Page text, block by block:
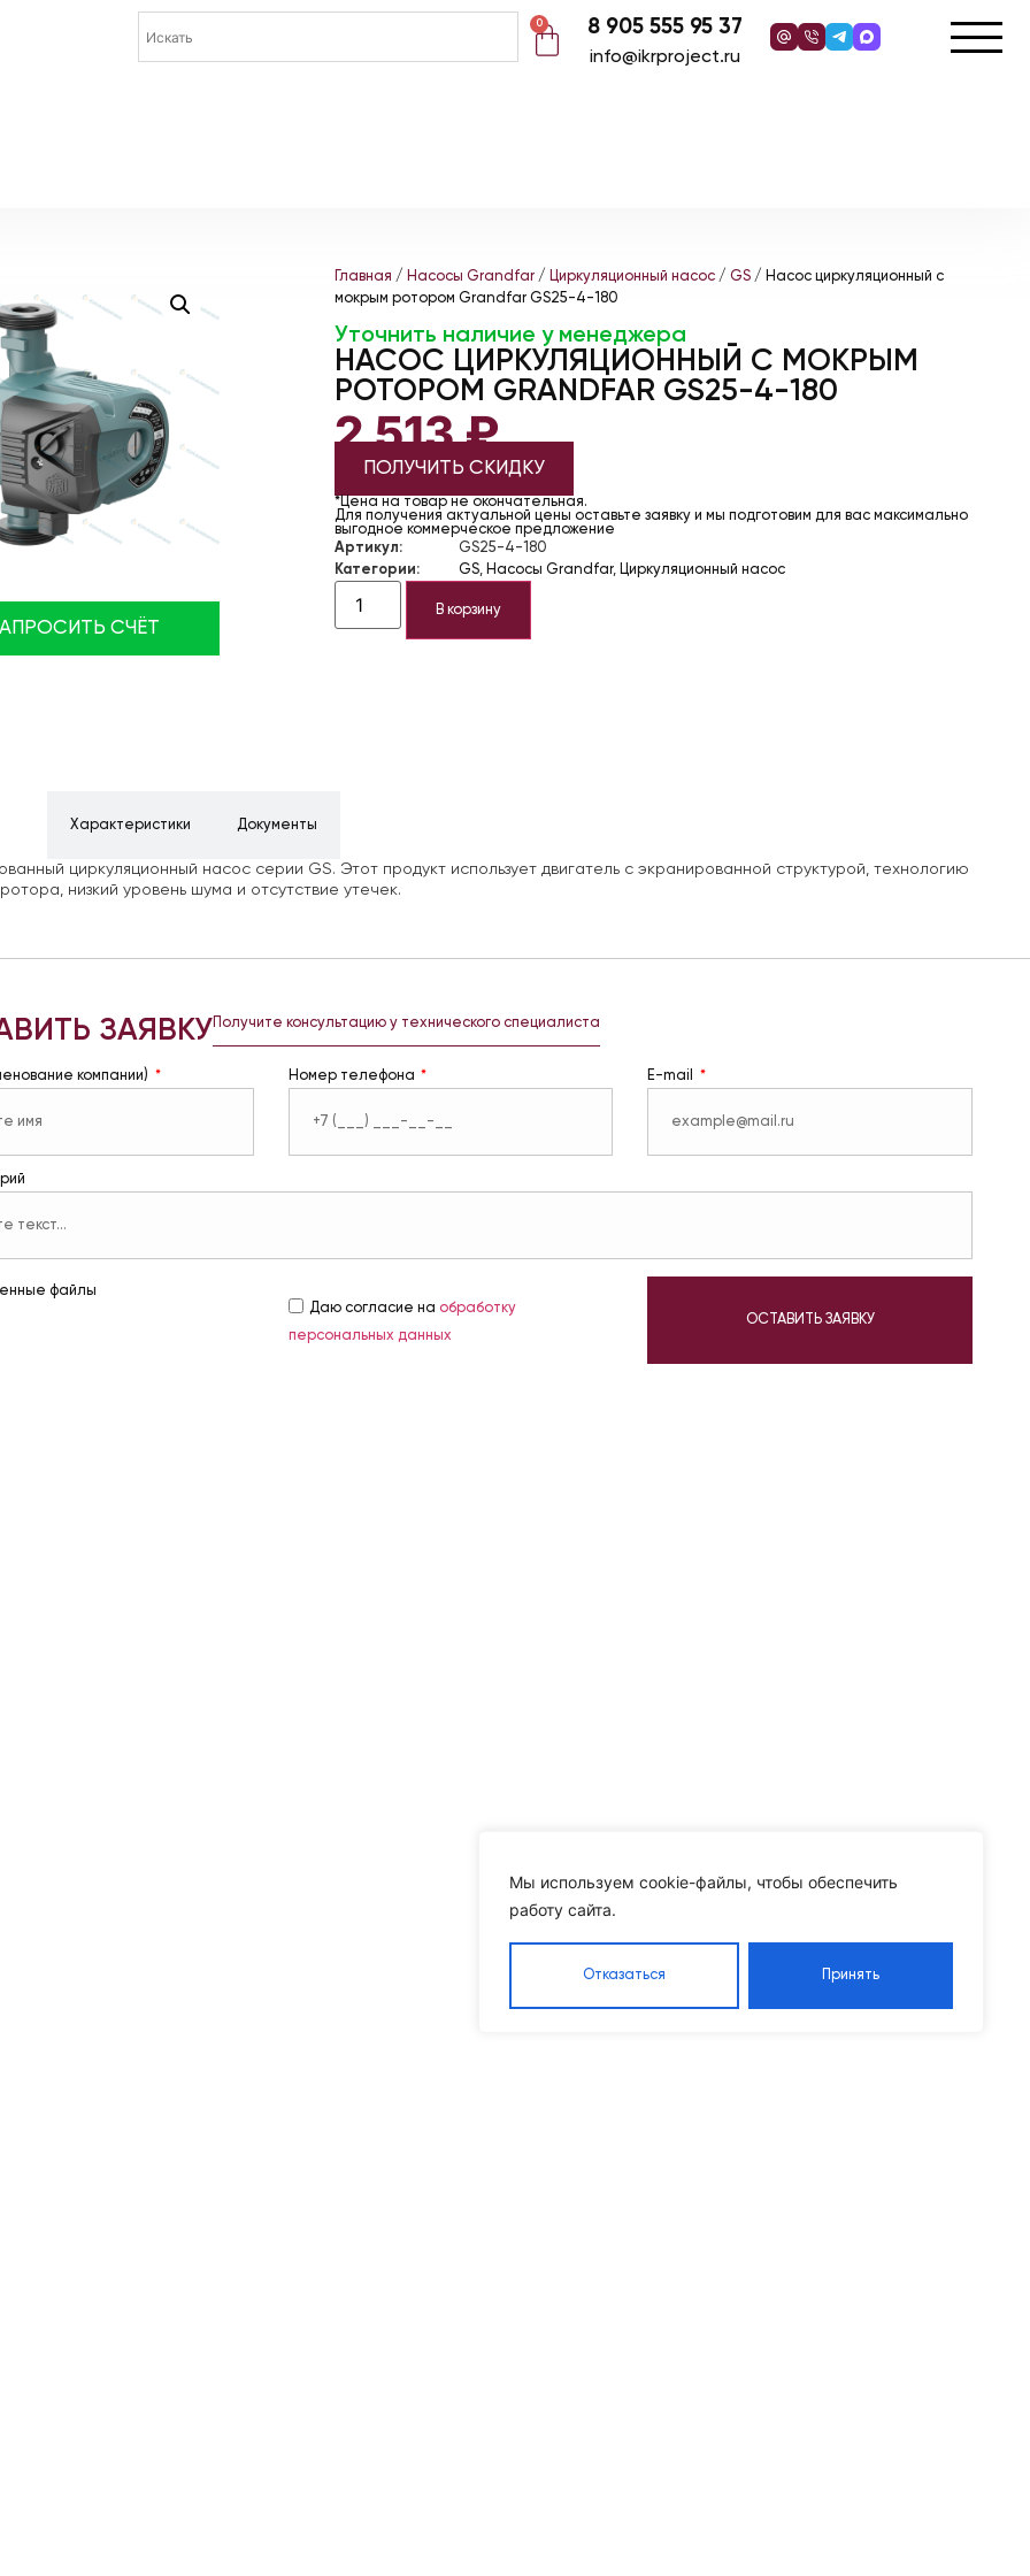
Мы используем cookie-файлы, чтобы обеспечить
работу сайта.
Отказаться Принять
0 8 905 555 95 37
info@ikrproject.ru
СЧЁТ
Главная / Насосы Grandfar/ Циркуляционный насос/ GS/ Насос циркуляционный с
мокрым ротором Grandfar GS25-4-180
Уточнить наличие у менеджера
НАСОС ЦИРКУЛЯЦИОННЫЙ С МОКРЫМ
РОТОРОМ GRANDFAR GS25-4-180
2 513₽
ПОЛУЧИТЬ СКИДКУ
*Цена на товар не окончательная.
Для получения актуальной цены оставьте заявку и мы подготовим для вас максимально
выгодное коммерческое предложение
Артикул:
GS25-4-180
Категории:
GS, Насосы Grandfar, Циркуляционный насос
В корзину
Характеристики Документы
циркуляционный насос серии GS. Этот продукт использует двигатель с экранированной структурой, технологию
низкий уровень шума и отсутствие утечек.
ЗАЯВКУ Получите консультацию у технического специалиста
компании) Номер телефона E-mail
файлы
Даю согласие на обработку
персональных данных
ОСТАВИТЬ ЗАЯВКУ